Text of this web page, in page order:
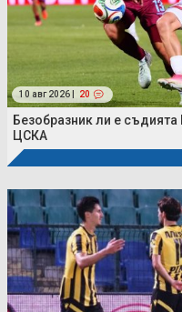
10 авг 2026 | 20
Безобразник ли е
ЦСКА